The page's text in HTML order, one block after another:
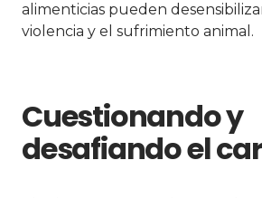
alimenticias pueden
violencia y el sufrimiento animal.
Cuestionando y
desafiando el